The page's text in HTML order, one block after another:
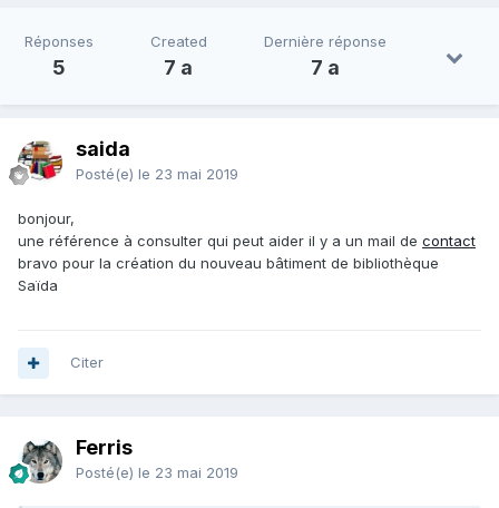
Réponses
5
Created
7 a
Dernière réponse
7 a
saida
Posté(e) le 23 mai 2019
bonjour,
une référence à consulter qui peut aider il y a un mail de contact
bravo pour la création du nouveau bâtiment de bibliothèque
Saïda
Citer
Ferris
Posté(e) le 23 mai 2019